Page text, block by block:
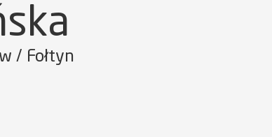
/ Fołtyn